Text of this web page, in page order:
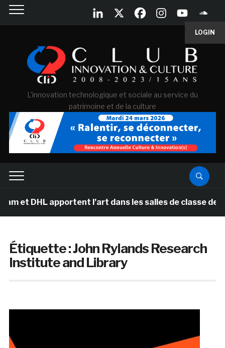
LOGIN
L'innovation technologique et sociale au service du
patrimoine et de la culture
et DHL apportent l’art dans les salles de classe des
Étiquette :John Rylands Research
Institute and Library